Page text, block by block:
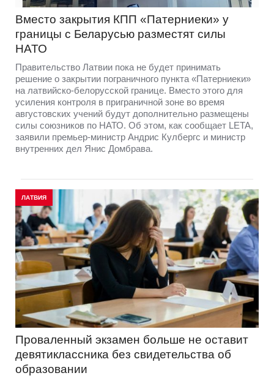
Вместо закрытия КПП «Патерниеки» у
границы с Беларусью разместят силы
НАТО
Правительство Латвии пока не будет принимать
решение о закрытии пограничного пункта «Патерниеки»
на латвийско-белорусской границе. Вместо этого для
усиления контроля в приграничной зоне во время
августовских учений будут дополнительно размещены
силы союзников по НАТО. Об этом, как сообщает LETA,
заявили премьер-министр Андрис Кулбергс и министр
внутренних дел Янис Домбрава.
ЛАТВИЯ
Проваленный экзамен больше не оставит
девятиклассника без свидетельства об
образовании